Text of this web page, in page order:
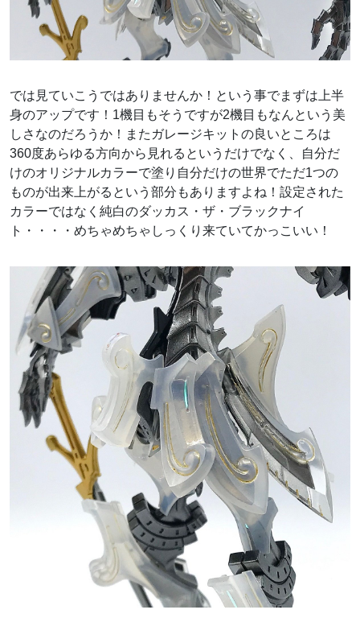
では見ていこうではありませんか！という事でまずは上半
身のアップです！1機目もそうですが2機目もなんという美
しさなのだろうか！またガレージキットの良いところは
360度あらゆる方向から見れるというだけでなく、自分だ
けのオリジナルカラーで塗り自分だけの世界でただ1つの
ものが出来上がるという部分もありますよね！設定された
カラーではなく純白のダッカス・ザ・ブラックナイ
ト・・・・めちゃめちゃしっくり来ていてかっこいい！